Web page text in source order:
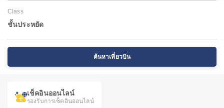
Class
ชั้นประหยัด
ค้นหาเที่ยวบิน
เช็คอินออนไลน์
รองรับการเช็คอินออนไลน์